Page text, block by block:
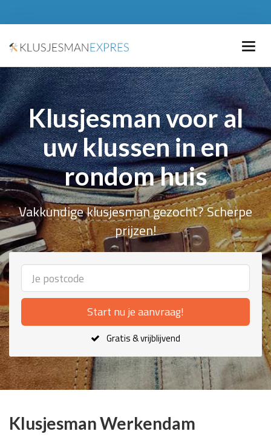
Klusjesman voor al
uw klussen in en
rondom huis
Vakkundige klusjesman gezocht? Scherpe
prijzen!
Start nu je aanvraag!
Gratis & vrijblijvend
Klusjesman Werkendam